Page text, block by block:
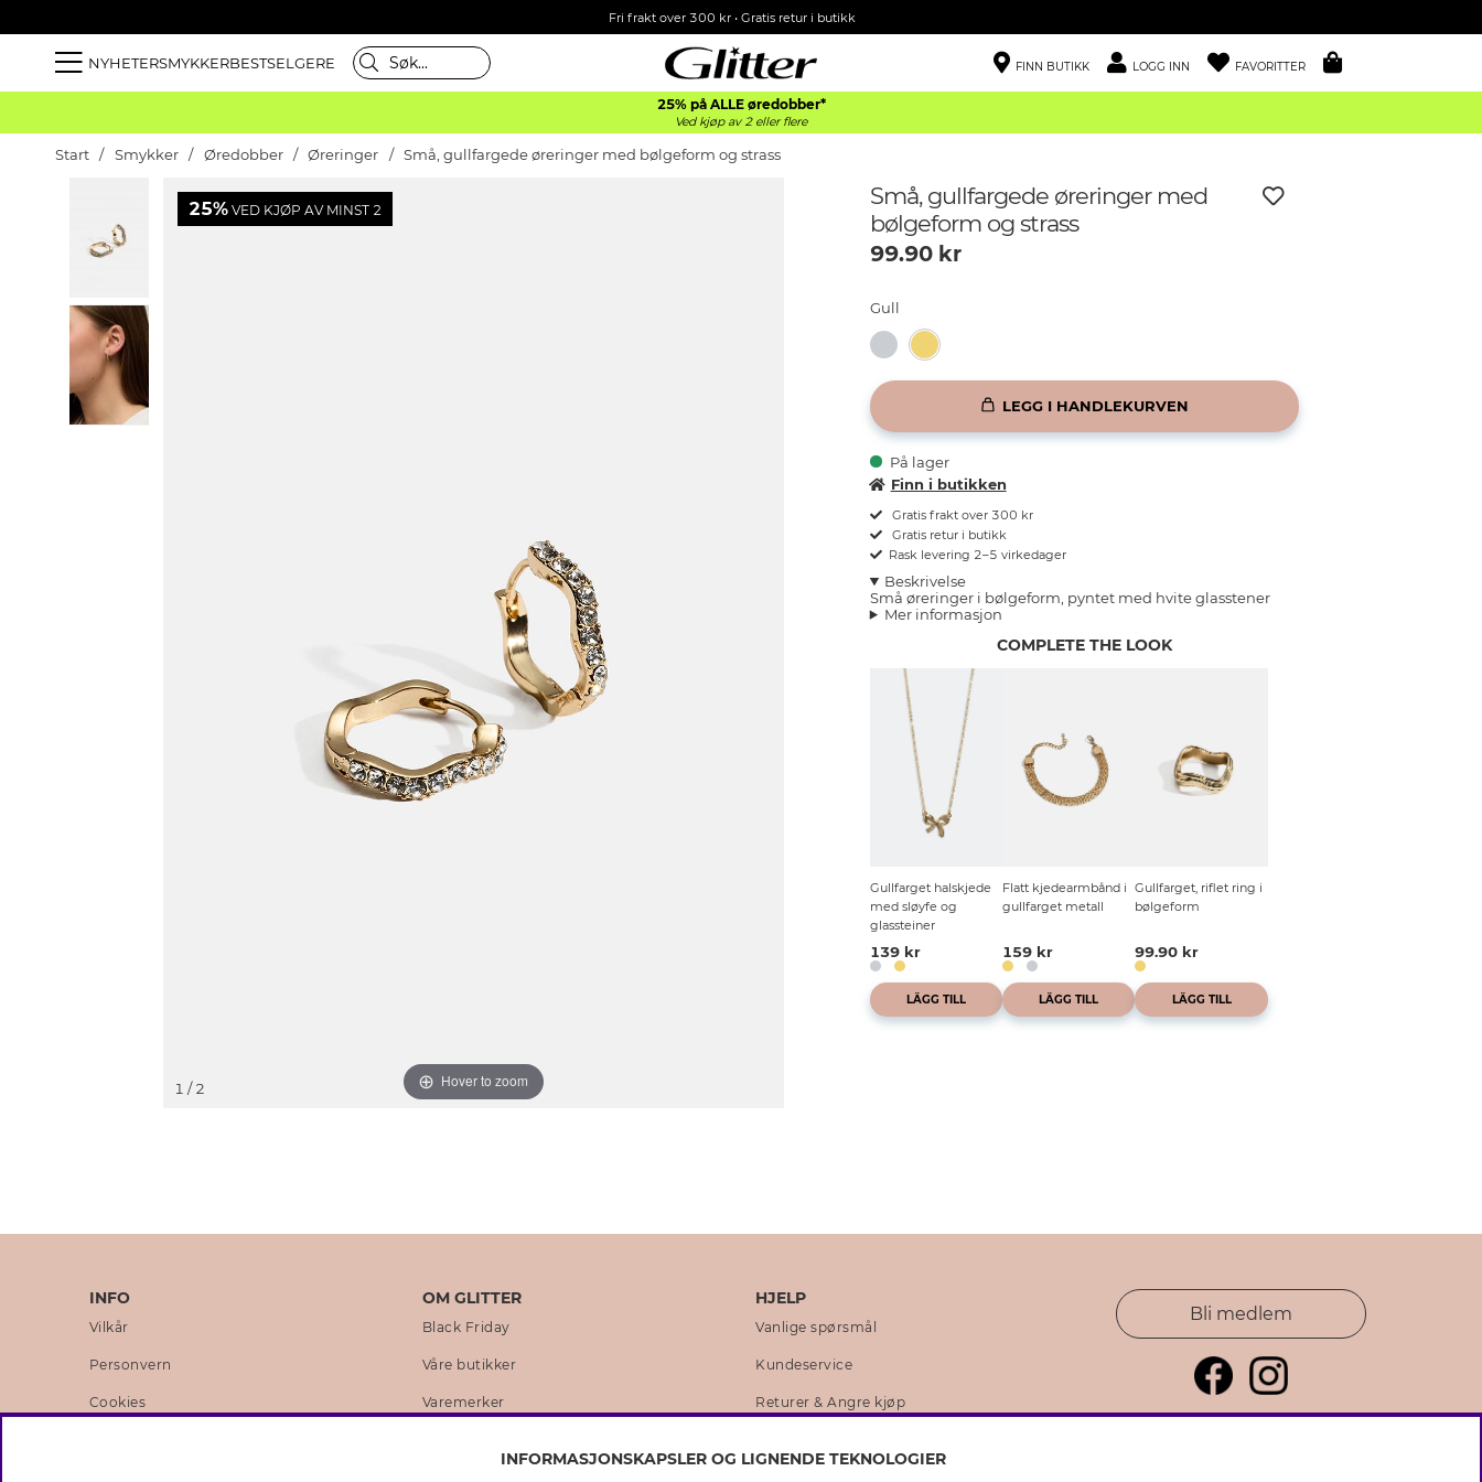
Fri frakt over 300 kr • Gratis retur i butikk
NYHETERSMYKKERBESTSELGERE FINN BUTIKK LOGG INN FAVORITTER
25% på ALLE øredobber*
Ved kjøp av 2 eller flere
Start Smykker Øredobber Øreringer Små, gullfargede øreringer med bølgeform og strass
25% VED KJØP AV MINST 2
Hover to zoom
1 / 2
Små, gullfargede øreringer med
bølgeform og strass
99.90kr
Gull
LEGG I HANDLEKURVEN
På lager
Finn i butikken
Gratis frakt over 300 kr
Gratis retur i butikk
Rask levering 2–5 virkedager
Beskrivelse
Små øreringer i bølgeform, pyntet med hvite glasstener
Mer informasjon
COMPLETE THE LOOK
Gullfarget halskjede
med sløyfe og
glassteiner
139 kr
LÄGG TILL
Flatt kjedearmbånd i
gullfarget metall
159 kr
LÄGG TILL
Gullfarget, riflet ring i
bølgeform
99.90 kr
LÄGG TILL
INFO
Vilkår
Personvern
Cookies
OM GLITTER
Black Friday
Våre butikker
Varemerker
HJELP
Vanlige spørsmål
Kundeservice
Returer & Angre kjøp
Bli medlem
INFORMASJONSKAPSLER OG LIGNENDE TEKNOLOGIER